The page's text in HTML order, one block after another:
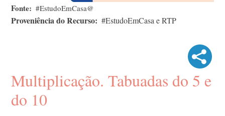
Fonte #EstudoEmCasa@
Proveniência do Recurso #EstudoEmCasa e RTP
Multiplicação. Tabuadas do 5 e
do 10